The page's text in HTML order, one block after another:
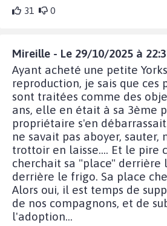
31 0
Mireille - Le 29/10/2025 à
Ayant acheté une petite
reproduction, je sais que ces
sont traitées comme des
ans, elle en était à sa 3ème
propriétaire s'en
ne savait pas aboyer, sauter,
trottoir en laisse.... Et le pire
cherchait sa "place" derrière
derrière le frigo. Sa place
Alors oui, il est temps de
de nos compagnons, et de
l'adoption...